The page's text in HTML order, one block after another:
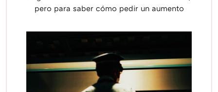
pero para saber cómo pedir un aumento